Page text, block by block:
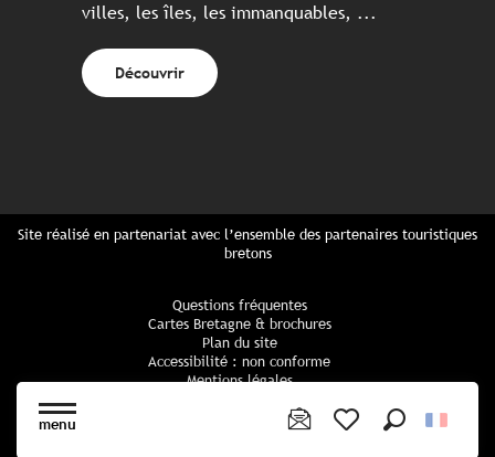
menu
villes, les îles, les immanquables, ...
Découvrir
Site réalisé en partenariat avec l’ensemble des partenaires touristiques
bretons
Questions fréquentes
Cartes Bretagne & brochures
Plan du site
Accessibilité : non conforme
Mentions légales
Politique cookies